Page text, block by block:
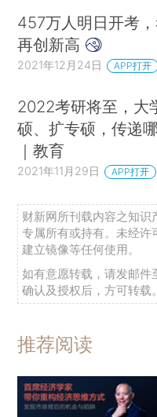
457万人明日开考
再创新高
2021年12月24日 APP打开
2022考研将至，大
硕、扩专硕，传递
｜教育
2021年11月29日 APP打开
财新网所刊载内容之知识
专属所有或持有。未经许
建立镜像等任何使用。
如有意愿转载，请发邮件
确认及授权后，方可转载。
推荐阅读